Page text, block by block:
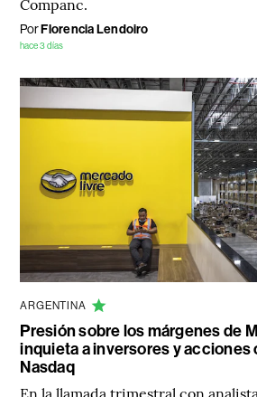
PorFlorencia Lendoiro
hace 3 días
ARGENTINA
Presión sobre los márgenes de
inquieta a inversores y acciones
Nasdaq
En la llamada trimestral con